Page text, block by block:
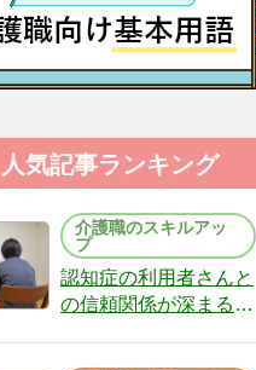
人気記事ランキング
介護職のスキルアッ
プ
認知症の利用者さんと
の信頼関係が深まる声